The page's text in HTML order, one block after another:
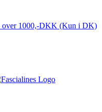
over 1000,-DKK (Kun i DK)